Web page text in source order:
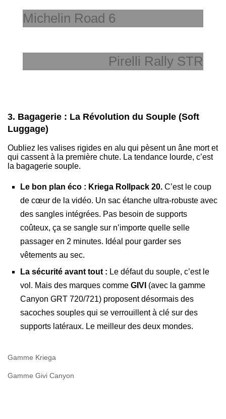
Michelin Road 6
Pirelli Rally STR
3. Bagagerie : La Révolution du Souple (Soft
Luggage)
Oubliez les valises rigides en alu qui pèsent un âne mort et
qui cassent à la première chute. La tendance lourde, c’est
la bagagerie souple.
Le bon plan éco : Kriega Rollpack 20. C’est le coup
de cœur de la vidéo. Un sac étanche ultra-robuste avec
des sangles intégrées. Pas besoin de supports
coûteux, ça se sangle sur n’importe quelle selle
passager en 2 minutes. Idéal pour garder ses
vêtements au sec.
La sécurité avant tout : Le défaut du souple, c’est le
vol. Mais des marques comme GIVI (avec la gamme
Canyon GRT 720/721) proposent désormais des
sacoches souples qui se verrouillent à clé sur des
supports latéraux. Le meilleur des deux mondes.
Gamme Kriega
Gamme Givi Canyon